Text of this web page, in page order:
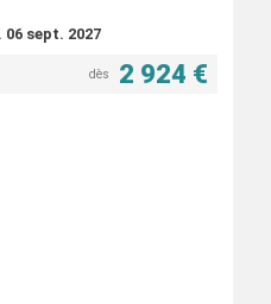
06 sept. 2027
dès 2 924 €